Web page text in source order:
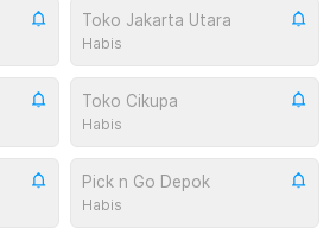
Toko Jakarta Utara
Habis
Toko Cikupa
Habis
Pick n Go Depok
Habis